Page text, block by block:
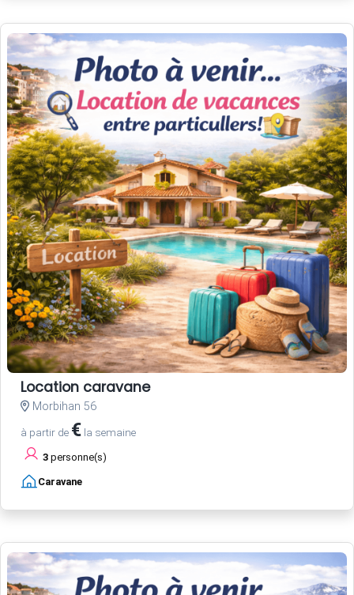
Location caravane
Morbihan 56
à partir de € la semaine
3 personne(s)
Caravane